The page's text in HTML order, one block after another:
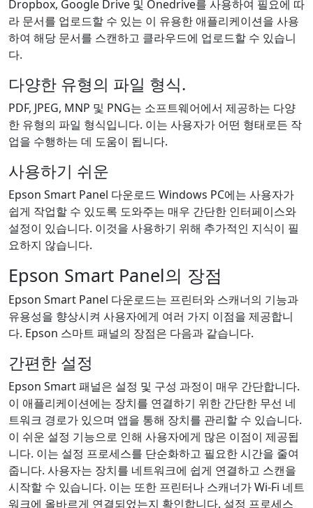
Dropbox, Google Drive 및 Onedrive를 사용하여 필요에 따
라 문서를 업로드할 수 있는 이 유용한 애플리케이션을 사용
하여 해당 문서를 스캔하고 클라우드에 업로드할 수 있습니
다.
다양한 유형의 파일 형식.
PDF, JPEG, MNP 및 PNG는 소프트웨어에서 제공하는 다양
한 유형의 파일 형식입니다. 이는 사용자가 어떤 형태로든 작
업을 수행하는 데 도움이 됩니다.
사용하기 쉬운
Epson Smart Panel 다운로드 Windows PC에는 사용자가
쉽게 작업할 수 있도록 도와주는 매우 간단한 인터페이스와
설정이 있습니다. 이것을 사용하기 위해 추가적인 지식이 필
요하지 않습니다.
Epson Smart Panel의 장점
Epson Smart Panel 다운로드는 프린터와 스캐너의 기능과
유용성을 향상시켜 사용자에게 여러 가지 이점을 제공합니
다. Epson 스마트 패널의 장점은 다음과 같습니다.
간편한 설정
Epson Smart 패널은 설정 및 구성 과정이 매우 간단합니다.
이 애플리케이션에는 장치를 연결하기 위한 간단한 무선 네
트워크 경로가 있으며 앱을 통해 장치를 관리할 수 있습니다.
이 쉬운 설정 기능으로 인해 사용자에게 많은 이점이 제공됩
니다. 이는 설정 프로세스를 단순화하고 필요한 시간을 줄여
줍니다. 사용자는 장치를 네트워크에 쉽게 연결하고 스캔을
시작할 수 있습니다. 이는 또한 프린터나 스캐너가 Wi-Fi 네트
워크에 올바르게 연결되었는지 확인합니다. 설정 프로세스